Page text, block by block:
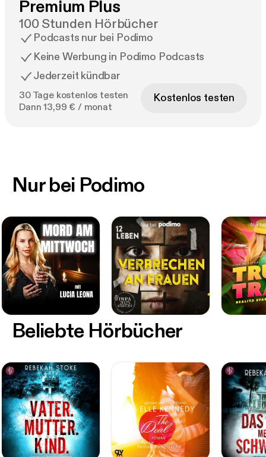
Premium Plus
100 Stunden Hörbücher
Podcasts nur bei Podimo
Keine Werbung in Podimo Podcasts
Jederzeit kündbar
30 Tage kostenlos testen
Dann 13,99 € / monat
Kostenlos testen
Nur bei Podimo
Beliebte Hörbücher